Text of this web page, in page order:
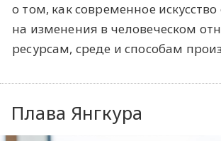
о том, как современное искусство
на изменения в человеческом
ресурсам, среде и способам
Плава Янгкура